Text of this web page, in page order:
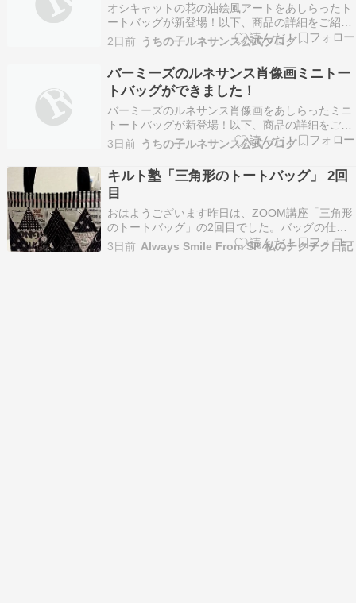
オシキャットの花の油絵風アートをあしらったト
ートバッグが新登場！以下、商品の詳細をご紹介
します。 猫（オシキャット）の花の油絵風カラー
トートバッグ 色とりどりの花々に囲まれた猫（オ
シキャット）を、シックな油絵タッチで描いたフ
ルカラーアートトートバッグです。アンティーク
の名画のよう…
2日前 うちの子ルネサンス公式ブログ
バーミーズのルネサンス肖像画ミニトー
トバッグができました！
バーミーズのルネサンス肖像画をあしらったミニ
トートバッグが新登場！以下、商品の詳細をご紹
介します。 猫（バーミーズ）の紋章 ミニトート
バッグ（アルファベットチャーム付き） 猫（バー
ミーズ）の紋章を、ミニトートバッグの正面にあ
しらいました。ヴィンテージ風のデザインが、普
段使いにアク…
3日前 うちの子ルネサンス公式ブログ
キルト塾「三角形のトートバッグ」 2回
目
おはようございます昨日は、ZOOM講座「三角形
のトートバッグ」の2回目でした。バッグの仕立
ての仕方と、スクラップ布を使ったバッグの作り
方でした。私のバッグは、完成しました。うち布
3日前 Always Smile From SP 私のチクチク日記